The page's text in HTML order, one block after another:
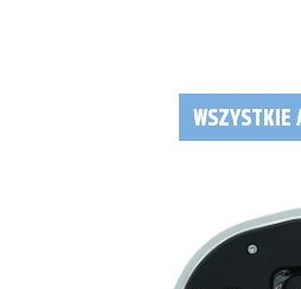
WSZYSTKIE